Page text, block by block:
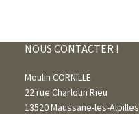
NOUS CONTACTER !
Moulin CORNILLE
22 rue Charloun Rieu
13520 Maussane-les-Alpilles